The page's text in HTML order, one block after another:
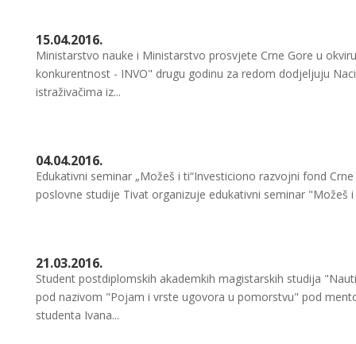
15.04.2016.
Ministarstvo nauke i Ministarstvo prosvjete Crne Gore u
konkurentnost - INVO" drugu godinu za redom dodjeljuju
istraživačima iz...
04.04.2016.
Edukativni seminar „Možeš i ti“Investiciono razvojni fond
poslovne studije Tivat organizuje edukativni seminar
21.03.2016.
Student postdiplomskih akademkih magistarskih studija
pod nazivom "Pojam i vrste ugovora u pomorstvu" pod
studenta Ivana...